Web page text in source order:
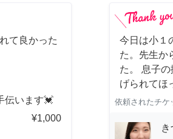
て良かった
伝います💓
¥1,000
今日は小１
た。先生か
た。 息子
げられてほ
依頼されたチケ
き